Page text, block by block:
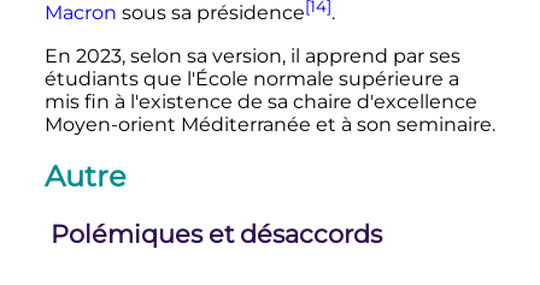
Macron sous sa présidence[14].
En 2023, selon sa version, il apprend par ses
étudiants que l'École normale supérieure a
mis fin à l'existence de sa chaire d'excellence
Moyen-orient Méditerranée et à son seminaire.
Autre
Polémiques et désaccords